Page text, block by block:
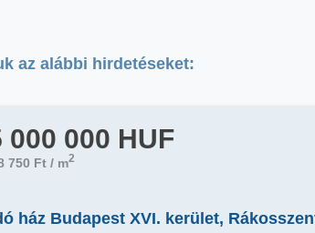
az alábbi hirdetéseket:
000 000 HUF
750 Ft / m2
ház Budapest XVI. kerület,